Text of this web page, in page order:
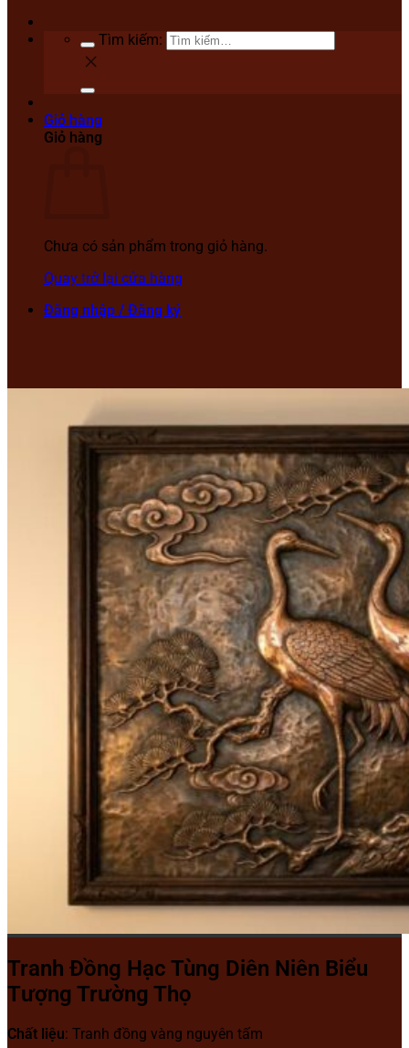
Tìm kiếm:
Giỏ hàng
Giỏ hàng
Chưa có sản phẩm trong giỏ hàng.
Quay trở lại cửa hàng
Đăng nhập / Đăng ký
Tranh Đồng Hạc Tùng Diên Niên Biểu
Tượng Trường Thọ
Chất liệu: Tranh đồng vàng nguyên tấm